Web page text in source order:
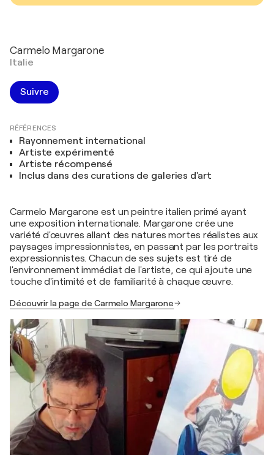
Carmelo Margarone
Italie
Suivre
RÉFÉRENCES
Rayonnement international
Artiste expérimenté
Artiste récompensé
Inclus dans des curations de galeries d'art
Carmelo Margarone est un peintre italien primé ayant
une exposition internationale. Margarone crée une
variété d'œuvres allant des natures mortes réalistes aux
paysages impressionnistes, en passant par les portraits
expressionnistes. Chacun de ses sujets est tiré de
l'environnement immédiat de l'artiste, ce qui ajoute une
touche d'intimité et de familiarité à chaque œuvre.
Découvrir la page de Carmelo Margarone